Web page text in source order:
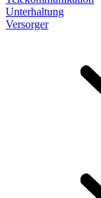
Unterhaltung
Versorger